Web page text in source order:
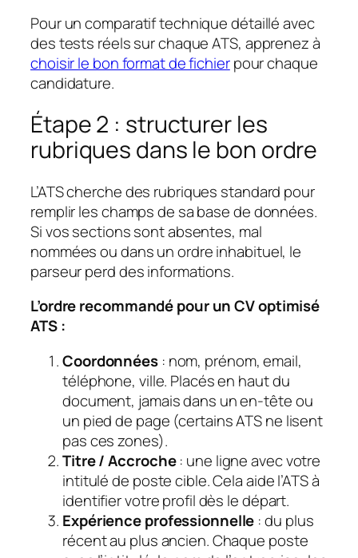
Pour un comparatif technique détaillé avec
des tests réels sur chaque ATS, apprenez à
choisir le bon format de fichierpour chaque
candidature.
Étape 2 : structurer les
rubriques dans le bon ordre
L’ATS cherche des rubriques standard pour
remplir les champs de sa base de données.
Si vos sections sont absentes, mal
nommées ou dans un ordre inhabituel, le
parseur perd des informations.
L’ordre recommandé pour un CV optimisé
ATS :
Coordonnées: nom, prénom, email,
téléphone, ville. Placés en haut du
document, jamais dans un en-tête ou
un pied de page (certains ATS ne lisent
pas ces zones).
Titre / Accroche: une ligne avec votre
intitulé de poste cible. Cela aide l’ATS à
identifier votre profil dès le départ.
Expérience professionnelle : du plus
récent au plus ancien. Chaque poste